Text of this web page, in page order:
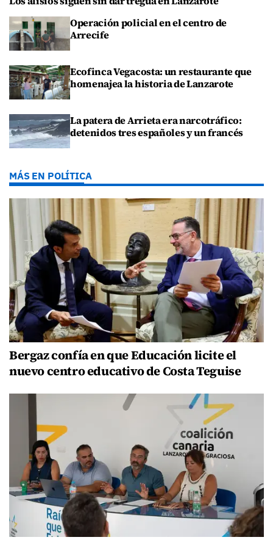
Operación policial en el centro de
Arrecife
Ecofinca Vegacosta: un restaurante que
homenajea la historia de Lanzarote
La patera de Arrieta era narcotráfico:
detenidos tres españoles y un francés
MÁS EN POLÍTICA
Bergaz confía en que Educación licite el
nuevo centro educativo de Costa Teguise